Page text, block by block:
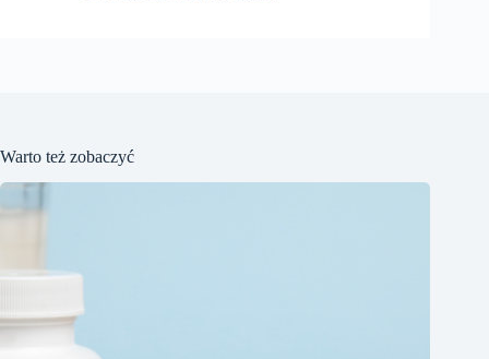
Warto też zobaczyć